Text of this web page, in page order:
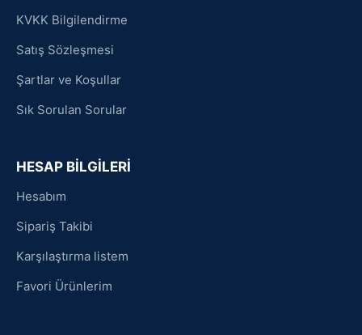
KVKK Bilgilendirme
Satış Sözleşmesi
Şartlar ve Koşullar
Sık Sorulan Sorular
HESAP BİLGİLERİ
Hesabım
Sipariş Takibi
Karşılaştırma listem
Favori Ürünlerim